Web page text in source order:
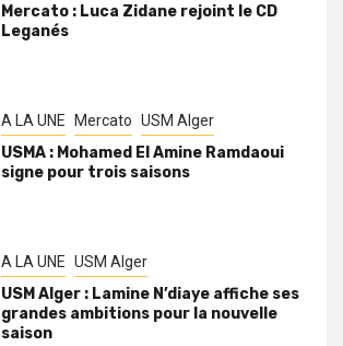
Mercato : Luca Zidane rejoint le CD
Leganés
A LA UNE Mercato USM Alger
USMA : Mohamed El Amine Ramdaoui
signe pour trois saisons
A LA UNE USM Alger
USM Alger : Lamine N’diaye affiche ses
grandes ambitions pour la nouvelle
saison